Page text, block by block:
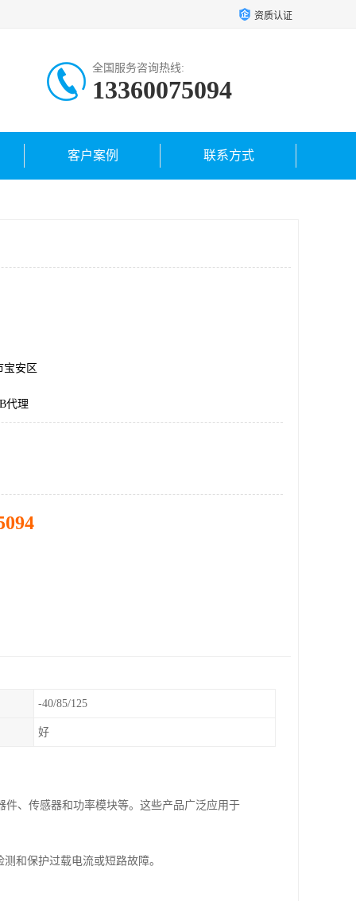
资质认证
全国服务咨询热线:
13360075094
客户案例 联系方式
宝安区
代理
-40/85/125
好
、传感器和功率模块等。这些产品广泛应用于
和保护过载电流或短路故障。